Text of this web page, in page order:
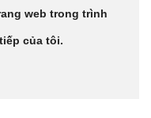
web trong trình
của tôi.